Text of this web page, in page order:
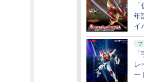
年
イ
開
レ
ー